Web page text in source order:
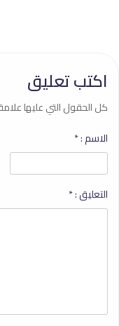
اكتب تعليق
كل الحقول التي عليها
الاسم :*
التعليق :*